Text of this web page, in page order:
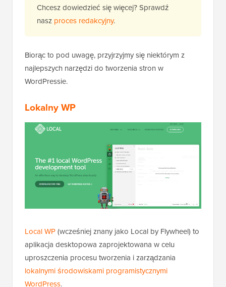
Chcesz dowiedzieć się więcej? Sprawdź
nasz proces redakcyjny.
Biorąc to pod uwagę, przyjrzyjmy się niektórym z
najlepszych narzędzi do tworzenia stron w
WordPressie.
Lokalny WP
Local WP(wcześniej znany jako Local by Flywheel) to
aplikacja desktopowa zaprojektowana w celu
uproszczenia procesu tworzenia i zarządzania
lokalnymi środowiskami programistycznymi
WordPress.